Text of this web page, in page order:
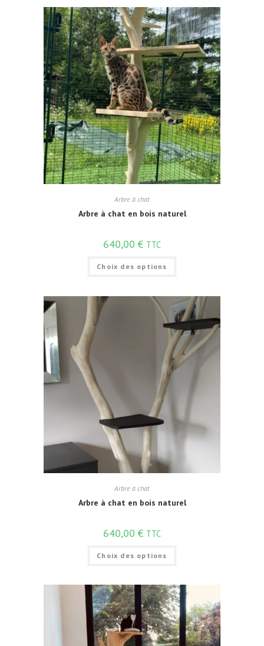
Arbre à chat
Arbre à chat en bois naturel
640,00 € TTC
Choix des options
Arbre à chat
Arbre à chat en bois naturel
640,00 € TTC
Choix des options